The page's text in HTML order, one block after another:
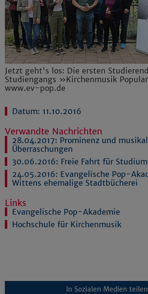
Jetzt geht's los: Die ersten
Studiengangs »Kirchenmusik
www.ev-pop.de
Datum: 11.10.2016
Verwandte Nachrichten
28.04.2017: Prominenz und
Überraschungen
30.06.2016: Freie Fahrt für
24.05.2016: Evangelische Pop-
Wittens ehemalige Stadtbücherei
Links
Evangelische Pop-Akademie
Hochschule für Kirchenmusik
In Sozialen Medien